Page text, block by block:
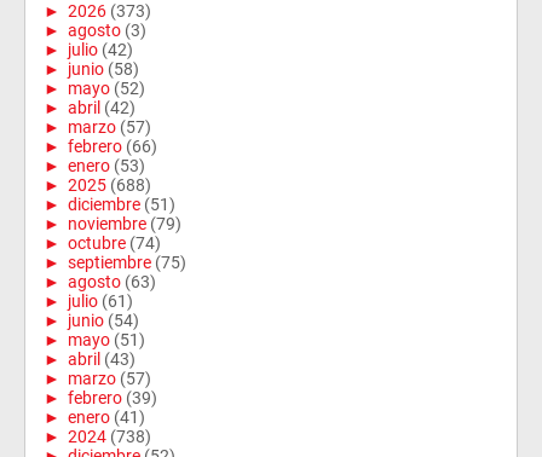
► 2026 (373)
► agosto (3)
► julio (42)
► junio (58)
► mayo (52)
► abril (42)
► marzo (57)
► febrero (66)
► enero (53)
► 2025 (688)
► diciembre (51)
► noviembre (79)
► octubre (74)
► septiembre (75)
► agosto (63)
► julio (61)
► junio (54)
► mayo (51)
► abril (43)
► marzo (57)
► febrero (39)
► enero (41)
► 2024 (738)